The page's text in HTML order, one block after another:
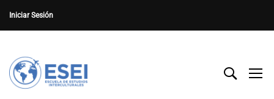
Iniciar Sesión